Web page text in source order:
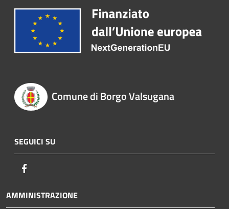
Comune di Borgo Valsugana
SEGUICI SU
AMMINISTRAZIONE